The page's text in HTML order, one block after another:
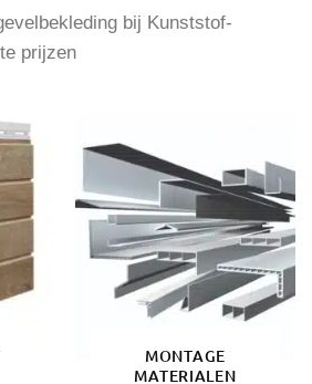
bij Kunststof-
prijzen
MONTAGE
MATERIALEN